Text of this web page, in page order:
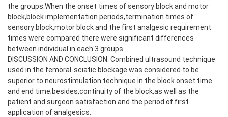
the groups.When the onset times of sensory block and motor
block,block implementation periods,termination times of
sensory block,motor block and the first analgesic requirement
times were compared there were significant differences
between individual in each 3 groups.
DISCUSSION AND CONCLUSION: Combined ultrasound technique
used in the femoral-sciatic blockage was considered to be
superior to neurostimulation technique in the block onset time
and end time;besides,continuity of the block,as well as the
patient and surgeon satisfaction and the period of first
application of analgesics.